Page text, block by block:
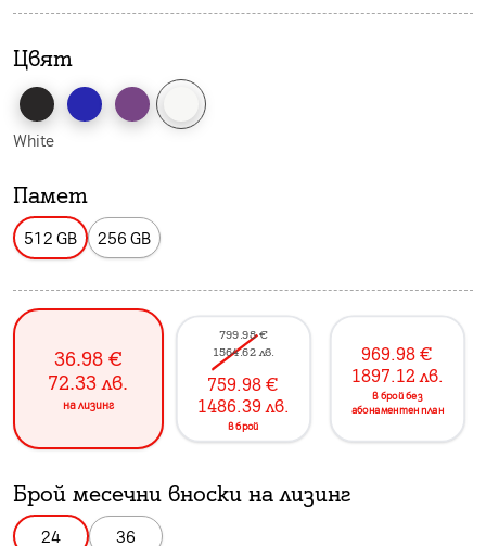
Цвят
White
Памет
512 GB 256 GB
36.98 €
72.33 лв.
на лизинг
799.98 €
1564.62лв.
759.98 €
1486.39 лв.
в брой
969.98 €
1897.12 лв.
в брой без
абонаментен план
Брой месечни вноски на лизинг
24 36